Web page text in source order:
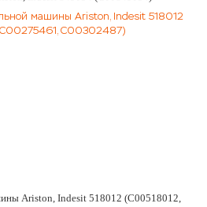
Ariston, Indesit 518012 (C00518012,